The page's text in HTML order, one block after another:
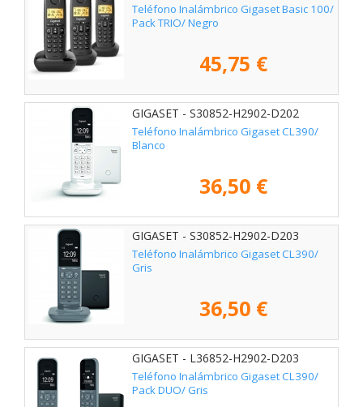
Teléfono Inalámbrico Gigaset Basic 100/
Pack TRIO/ Negro
45,75 €
GIGASET - S30852-H2902-D202
Teléfono Inalámbrico Gigaset CL390/
Blanco
36,50 €
GIGASET - S30852-H2902-D203
Teléfono Inalámbrico Gigaset CL390/
Gris
36,50 €
GIGASET - L36852-H2902-D203
Teléfono Inalámbrico Gigaset CL390/
Pack DUO/ Gris